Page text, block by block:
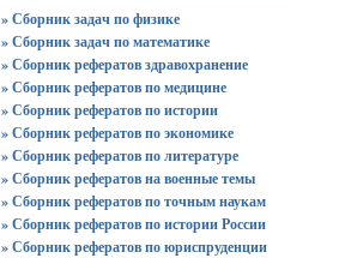
» Сборник задач по физике
» Сборник задач по математике
» Сборник рефератов здравохранение
» Сборник рефератов по медицине
» Сборник рефератов по истории
» Сборник рефератов по экономике
» Сборник рефератов по литературе
» Сборник рефератов на военные темы
» Сборник рефератов по точным наукам
» Сборник рефератов по истории России
» Сборник рефератов по юриспруденции